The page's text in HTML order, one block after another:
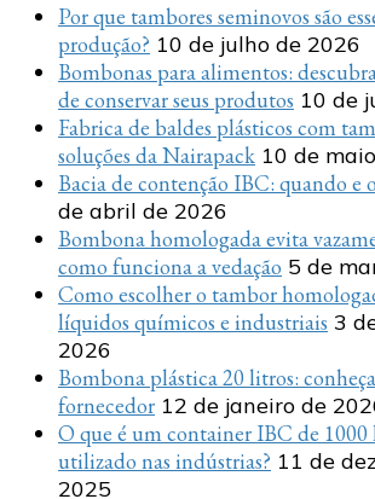
Por que tambores seminovos são
produção? 10 de julho de 2026
Bombonas para alimentos:
de conservar seus produtos 10 de
Fabrica de baldes plásticos com
soluções da Nairapack 10 de
Bacia de contenção IBC: quando e
de abril de 2026
Bombona homologada evita
como funciona a vedação 5 de
Como escolher o tambor
líquidos químicos e industriais 3
2026
Bombona plástica 20 litros:
fornecedor 12 de janeiro de
O que é um container IBC de 1000
utilizado nas indústrias? 11 de
2025